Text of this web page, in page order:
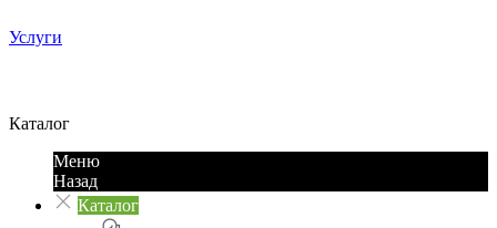
Услуги
Каталог
Меню
Назад
Каталог